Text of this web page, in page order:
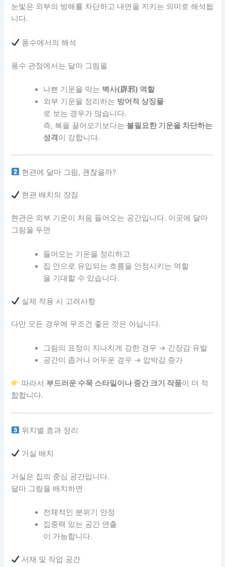
눈빛은 외부의 방해를 차단하고 내면을 지키는 의미로 해석됩
니다.
풍수에서의 해석
풍수 관점에서는 달마 그림을
나쁜 기운을 막는 벽사(辟邪) 역할
외부 기운을 정리하는 방어적 상징물
로 보는 경우가 많습니다.
즉, 복을 끌어오기보다는 불필요한 기운을 차단하는
성격 이 강합니다.
현관에 달마 그림, 괜찮을까?
현관 배치의 장점
현관은 외부 기운이 처음 들어오는 공간입니다. 이곳에 달마
그림을 두면
들어오는 기운을 정리하고
집 안으로 유입되는 흐름을 안정시키는 역할
을 기대할 수 있습니다.
실제 적용 시 고려사항
다만 모든 경우에 무조건 좋은 것은 아닙니다.
그림의 표정이 지나치게 강한 경우 → 긴장감 유발
공간이 좁거나 어두운 경우 → 압박감 증가
따라서 부드러운 수묵 스타일이나 중간 크기 작품이 더 적
합합니다.
위치별 효과 정리
거실 배치
거실은 집의 중심 공간입니다.
달마 그림을 배치하면
전체적인 분위기 안정
집중력 있는 공간 연출
이 가능합니다.
서재 및 작업 공간